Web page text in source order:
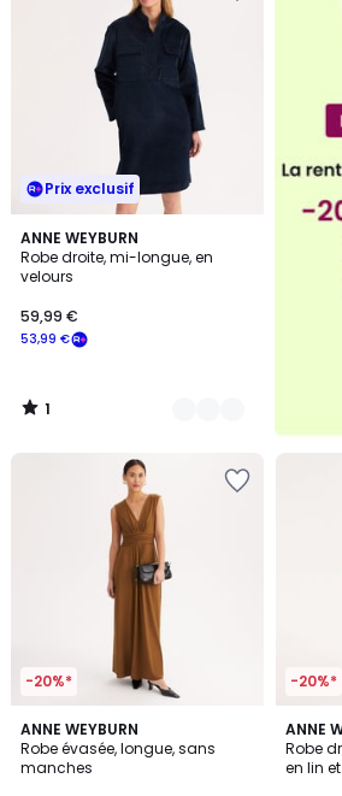
Prix exclusif
ANNE WEYBURN
Robe droite, mi-longue, en
velours
53,99 €
59,99 €
1
/
5
2
Couleurs
1
/
-20%*
ANNE WEYBURN
Robe évasée, longue, sans
manches
4,3
/ 5
-20%*
ANNE
Robe
en lin
4,4
/ 5
2